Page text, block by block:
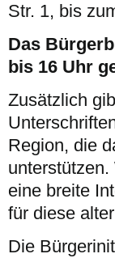
Str. 1, bis
Das
bis 16 Uhr
Zusätzlich
Region, die
eine breite
für diese
Die